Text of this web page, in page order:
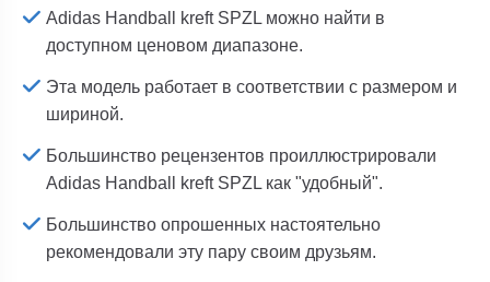
Adidas Handball kreft SPZL можно найти в
доступном ценовом диапазоне.
Эта модель работает в соответствии с размером и
шириной.
Большинство рецензентов проиллюстрировали
Adidas Handball kreft SPZL как "удобный".
Большинство опрошенных настоятельно
рекомендовали эту пару своим друзьям.